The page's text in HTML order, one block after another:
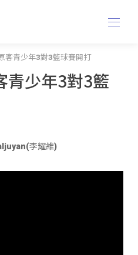
客青少年3對3籃球賽開打
青少年3對3籃
李耀維)